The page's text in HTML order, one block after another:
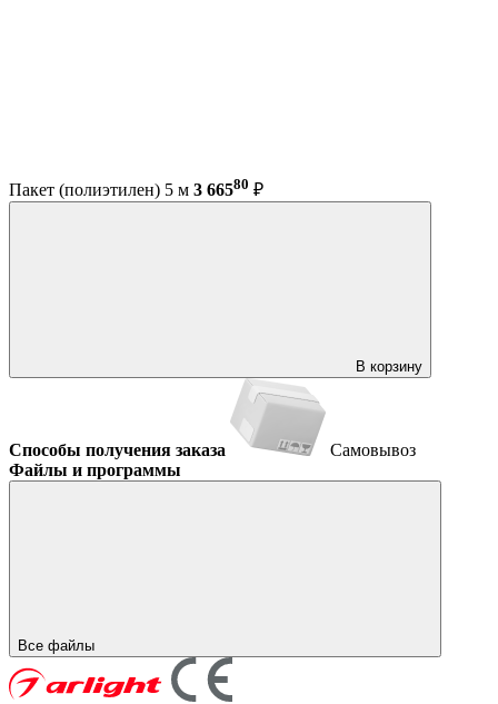
Пакет (полиэтилен) 5 м 3 66580 ₽
В корзину
Способы получения заказа
Самовывоз
Файлы и программы
Все файлы